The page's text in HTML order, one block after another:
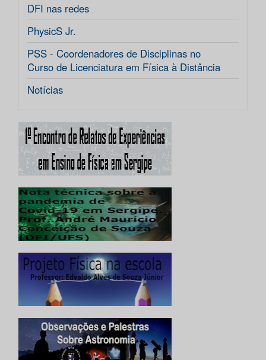
DFI nas redes
PhysicS Jr.
PSS - Coordenadores de Disciplinas no
Curso de Licenciatura em Física à Distância
Notícias